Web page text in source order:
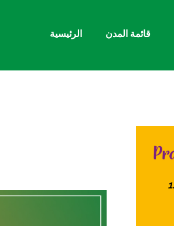
الرئيسية قائمة المدن